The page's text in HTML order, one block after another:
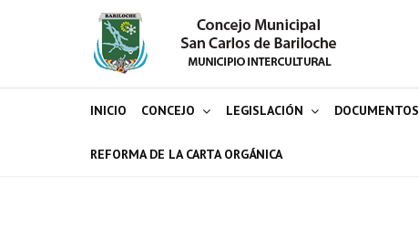
INICIO CONCEJO LEGISLACIÓN DOCUMENTOS
REFORMA DE LA CARTA ORGÁNICA